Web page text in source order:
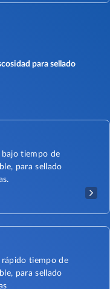
para sellado
bajo tiempo de
para sellado
rápido tiempo de
para sellado